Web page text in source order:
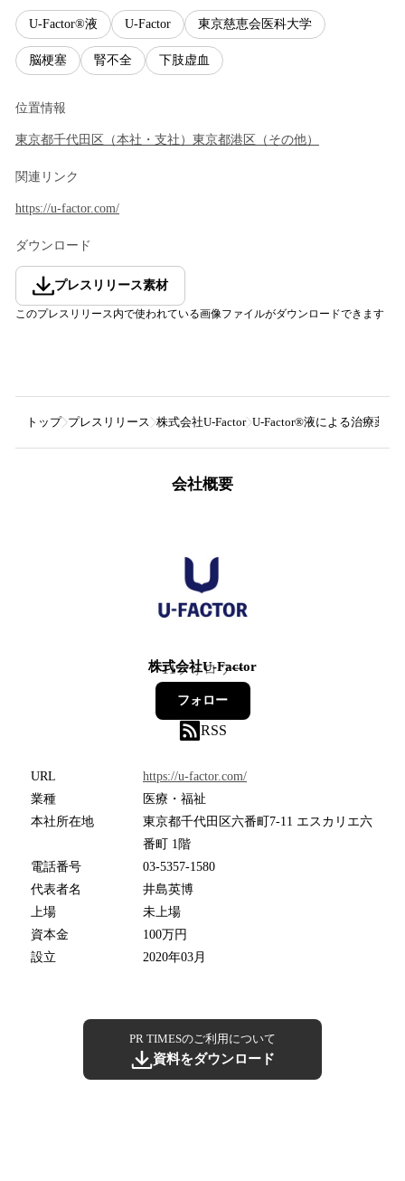
U-Factor®液 U-Factor 東京慈恵会医科大学
脳梗塞 腎不全 下肢虚血
位置情報
東京都千代田区 （本社・支社 ） 東京都港区 （ その他）
関連リンク
https://u-factor.com/
ダウンロード
プレスリリース素材
このプレスリリース内で使われている画像ファイルがダウンロードできます
トップ プレスリリース 株式会社U-Factor U-Factor®液による治療薬開
会社概要
株式会社U-Factor
11フォロワー
フォロー
RSS
URL
https://u-factor.com/
業種
医療・福祉
本社所在地
東京都千代田区六番町7-11 エスカリエ六
番町 1階
電話番号
03-5357-1580
代表者名
井島英博
上場
未上場
資本金
100万円
設立
2020年03月
PR TIMESのご利用について
資料をダウンロード